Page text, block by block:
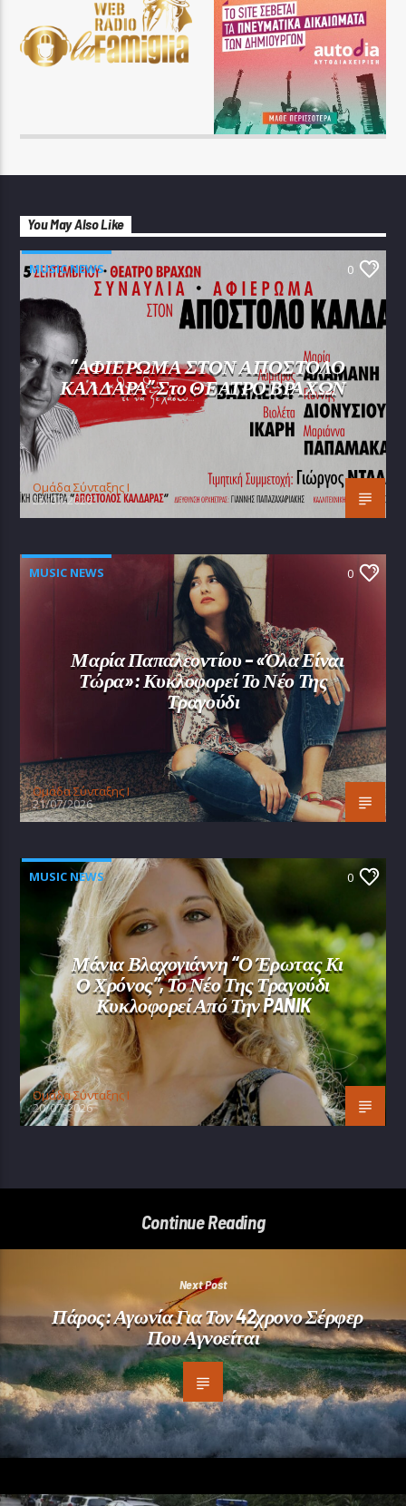
You May Also Like
MUSIC NEWS 0
“ΑΦΙΕΡΩΜΑ ΣΤΟΝ ΑΠΟΣΤΟΛΟ
ΚΑΛΔΑΡΑ” Στο ΘΕΑΤΡΟ ΒΡΑΧΩΝ
Oμάδα Σύνταξης Ι
25/07/2026
MUSIC NEWS 0
Μαρία Παπαλεοντίου – «Όλα Είναι
Τώρα»: Κυκλοφορεί Το Νέο Της
Τραγούδι
Oμάδα Σύνταξης Ι
21/07/2026
MUSIC NEWS 0
Μάνια Βλαχογιάννη “Ο Έρωτας Κι
Ο Χρόνος”, Το Νέο Της Τραγούδι
Κυκλοφορεί Από Την PANIK
Oμάδα Σύνταξης Ι
20/07/2026
Continue Reading
Next Post
Πάρος: Αγωνία Για Τον 42χρονο Σέρφερ
Που Αγνοείται